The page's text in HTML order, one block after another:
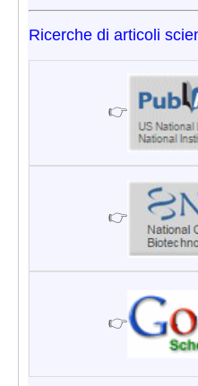
Ricerche di articoli
👉
👉
👉